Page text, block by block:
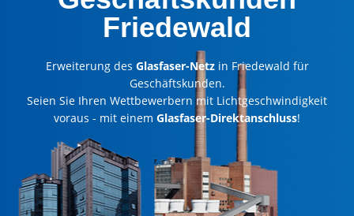
Friedewald
Erweiterung des Glasfaser-Netzin Friedewald für
Geschäftskunden.
Seien Sie Ihren Wettbewerbern mit Lichtgeschwindigkeit
voraus - mit einem Glasfaser-Direktanschluss!